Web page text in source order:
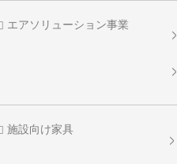
エアソリューション事業
施設向け家具